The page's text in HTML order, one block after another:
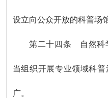
设立向公众开放的科普场
第二十四条 自然科
当组织开展专业领域科
广。